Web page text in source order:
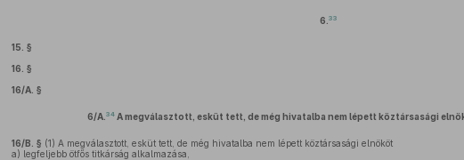
6. 33
15. §
16. §
16/A. §
6/A. 34A megválasztott, esküt tett, de még hivatalba nem lépett köztársasági
16/B. § (1) A megválasztott, esküt tett, de még hivatalba nem lépett köztársasági elnököt
a) legfeljebb ötfős titkárság alkalmazása,